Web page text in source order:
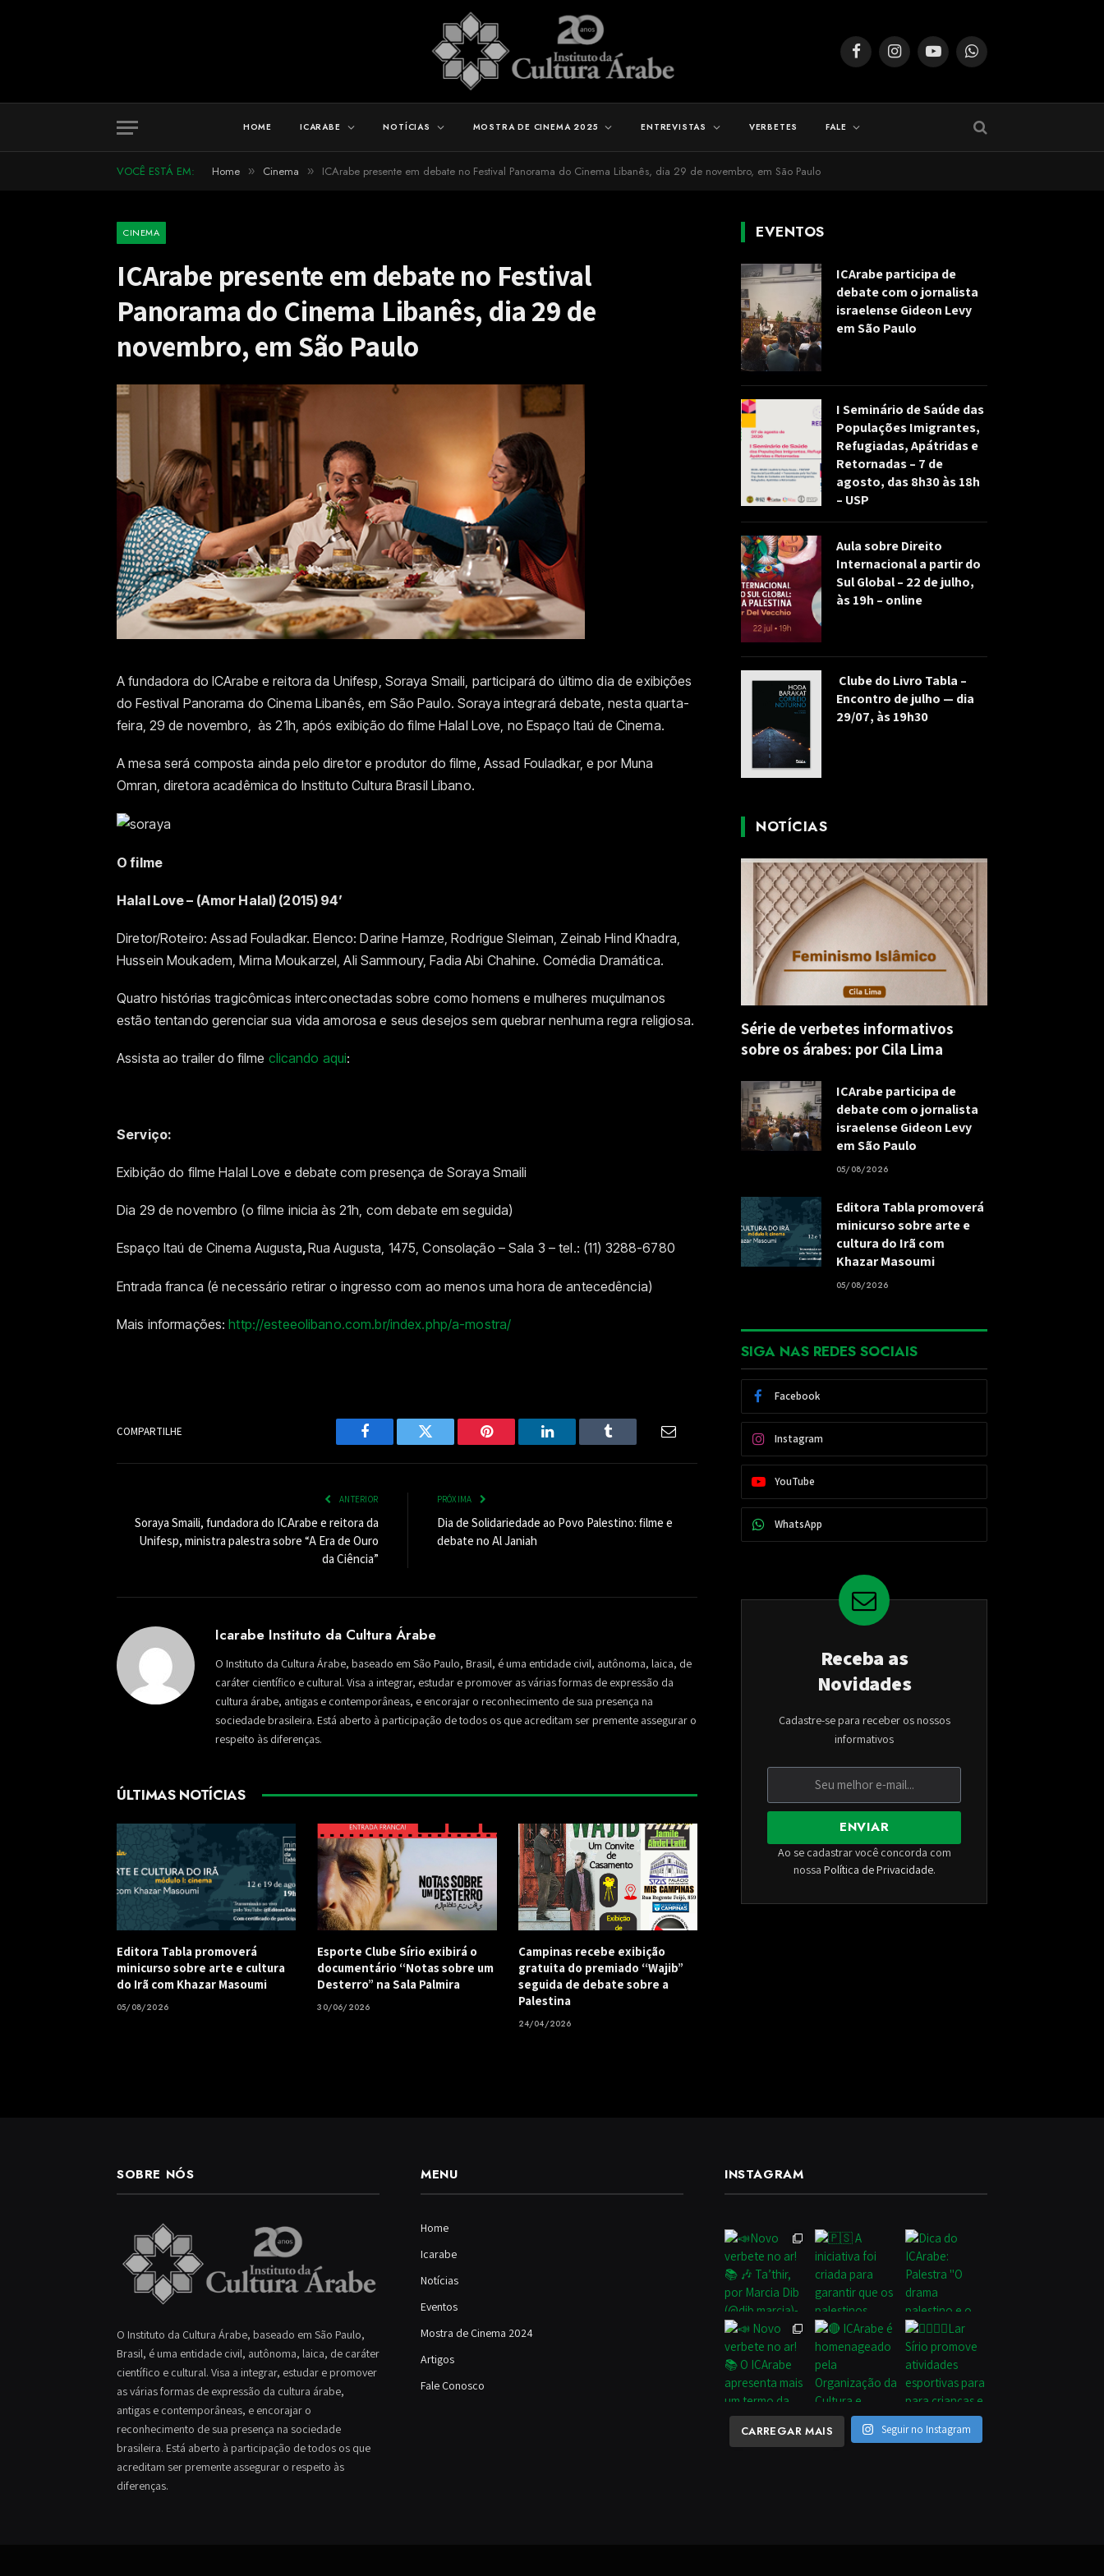
FacebookInstagramYouTubeWhatsApp
HOME ICARABE NOTÍCIAS MOSTRA DE CINEMA 2025 ENTREVISTAS VERBETES FALE
VOCÊ ESTÁ EM: Home » Cinema » ICArabe presente em debate no Festival Panorama do Cinema Libanês, dia 29 de novembro, em São Paulo
CINEMA
ICArabe presente em debate no Festival
Panorama do Cinema Libanês, dia 29 de
novembro, em São Paulo
A fundadora do ICArabe e reitora da Unifesp, Soraya Smaili, participará do último dia de exibições
do Festival Panorama do Cinema Libanês, em São Paulo. Soraya integrará debate, nesta quarta-
feira, 29 de novembro, às 21h,após exibição do filme Halal Love, no Espaço Itaú de Cinema.
A mesa será composta ainda pelo diretor e produtor do filme, Assad Fouladkar, e por Muna
Omran, diretora acadêmica do Instituto Cultura Brasil Líbano.
O filme
Halal Love – (Amor Halal) (2015) 94’
Diretor/Roteiro: Assad Fouladkar. Elenco: Darine Hamze, Rodrigue Sleiman, Zeinab Hind Khadra,
Hussein Moukadem, Mirna Moukarzel, Ali Sammoury, Fadia Abi Chahine. Comédia Dramática.
Quatro histórias tragicômicas interconectadas sobre como homens e mulheres muçulmanos
estão tentando gerenciar sua vida amorosa e seus desejos sem quebrar nenhuma regra religiosa.
Assista ao trailer do filme clicando aqui:
Serviço:
Exibição do filme Halal Love e debate com presença de Soraya Smaili
Dia 29 de novembro (o filme inicia às 21h, com debate em seguida)
Espaço Itaú de Cinema Augusta,Rua Augusta, 1475, Consolação – Sala 3 – tel.: (11) 3288-6780
Entrada franca (é necessário retirar o ingresso com ao menos uma hora de antecedência)
Mais informações:http://esteeolibano.com.br/index.php/a-mostra/
COMPARTILHE
Facebook Twitter Pinterest LinkedIn Tumblr
ANTERIOR
Soraya Smaili, fundadora do ICArabe e reitora da
Unifesp, ministra palestra sobre “A Era de Ouro
da Ciência”
PRÓXIMA
Dia de Solidariedade ao Povo Palestino: filme e
debate no Al Janiah
Icarabe Instituto da Cultura Árabe
O Instituto da Cultura Árabe, baseado em São Paulo, Brasil, é uma entidade civil, autônoma, laica, de
caráter científico e cultural. Visa a integrar, estudar e promover as várias formas de expressão da
cultura árabe, antigas e contemporâneas, e encorajar o reconhecimento de sua presença na
sociedade brasileira. Está aberto à participação de todos os que acreditam ser premente assegurar o
respeito às diferenças.
ÚLTIMAS NOTÍCIAS
Editora Tabla promoverá
minicurso sobre arte e cultura
do Irã com Khazar Masoumi
05/08/2026
Esporte Clube Sírio exibirá o
documentário “Notas sobre um
Desterro” na Sala Palmira
30/06/2026
Campinas recebe exibição
gratuita do premiado “Wajib”
seguida de debate sobre a
Palestina
24/04/2026
EVENTOS
ICArabe participa de
debate com o jornalista
israelense Gideon Levy
em São Paulo
I Seminário de Saúde das
Populações Imigrantes,
Refugiadas, Apátridas e
Retornadas – 7 de
agosto, das 8h30 às 18h
– USP
Aula sobre Direito
Internacional a partir do
Sul Global – 22 de julho,
às 19h – online
Clube do Livro Tabla –
Encontro de julho — dia
29/07, às 19h30
NOTÍCIAS
Série de verbetes informativos
sobre os árabes: por Cila Lima
ICArabe participa de
debate com o jornalista
israelense Gideon Levy
em São Paulo
05/08/2026
Editora Tabla promoverá
minicurso sobre arte e
cultura do Irã com
Khazar Masoumi
05/08/2026
SIGA NAS REDES SOCIAIS
Facebook
Instagram
YouTube
WhatsApp
Receba as
Novidades
Cadastre-se para receber os nossos
informativos
ENVIAR
Ao se cadastrar você concorda com
nossa Política de Privacidade.
SOBRE NÓS
O Instituto da Cultura Árabe, baseado em São Paulo,
Brasil, é uma entidade civil, autônoma, laica, de caráter
científico e cultural. Visa a integrar, estudar e promover
as várias formas de expressão da cultura árabe,
antigas e contemporâneas, e encorajar o
reconhecimento de sua presença na sociedade
brasileira. Está aberto à participação de todos os que
acreditam ser premente assegurar o respeito às
diferenças.
MENU
Home
Icarabe
Notícias
Eventos
Mostra de Cinema 2024
Artigos
Fale Conosco
INSTAGRAM
CARREGAR MAIS Seguir no Instagram